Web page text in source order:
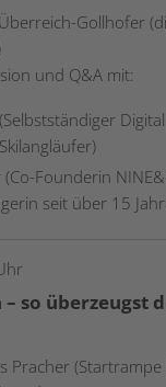
Gollhofer
und Q&A mit:
Founderin
seit über 15
so überzeugst
Pracher (Startrampe